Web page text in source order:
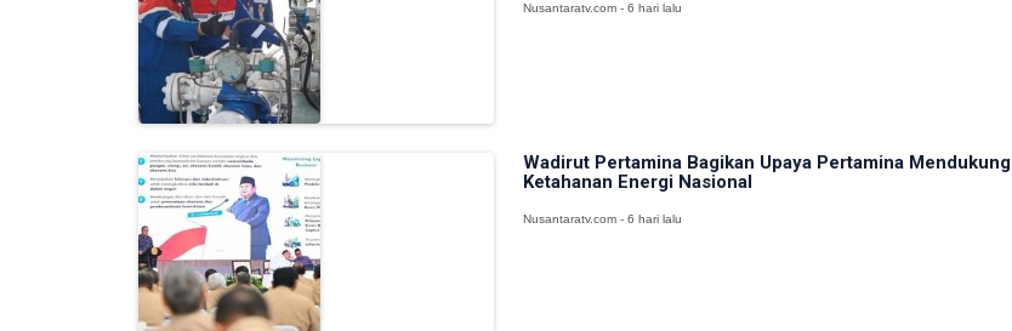
Nusantaratv.com - 6 hari lalu
Wadirut Pertamina Bagikan Upaya Pertamina Mendukung
Ketahanan Energi Nasional
Nusantaratv.com - 6 hari lalu